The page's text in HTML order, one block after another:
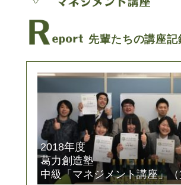
先輩たちの講座記
2018年度
葛力創造塾
中級「マネジメント講座」（